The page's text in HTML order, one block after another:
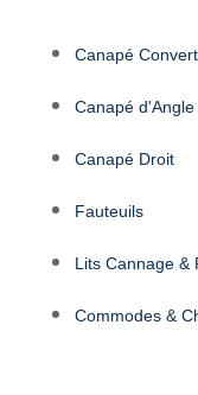
Canapé
Canapé d'Angle
Canapé Droit
Fauteuils
Lits Cannage &
Commodes &